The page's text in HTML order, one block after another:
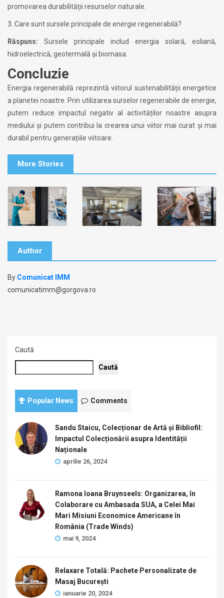
promovarea durabilității resurselor naturale.
3. Care sunt sursele principale de energie regenerabilă?
Răspuns: Sursele principale includ energia solară, eoliană,
hidroelectrică, geotermală și biomasa.
Concluzie
Energia regenerabilă reprezintă viitorul sustenabilității energetice
a planetei noastre. Prin utilizarea surselor regenerabile de energie,
putem reduce impactul negativ al activităților noastre asupra
mediului și putem contribui la crearea unui viitor mai curat și mai
durabil pentru generațiile viitoare.
More Stories
Author
By Comunicat IMM
comunicatimm@gorgova.ro
Caută
Caută
Popular News Comments
Sandu Staicu, Colecționar de Artă și Bibliofil:
Impactul Colecționării asupra Identității
Naționale
aprilie 26, 2024
Ramona Ioana Bruynseels: Organizarea, în
Colaborare cu Ambasada SUA, a Celei Mai
Mari Misiuni Economice Americane în
România (Trade Winds)
mai 9, 2024
Relaxare Totală: Pachete Personalizate de
Masaj București
ianuarie 20, 2024